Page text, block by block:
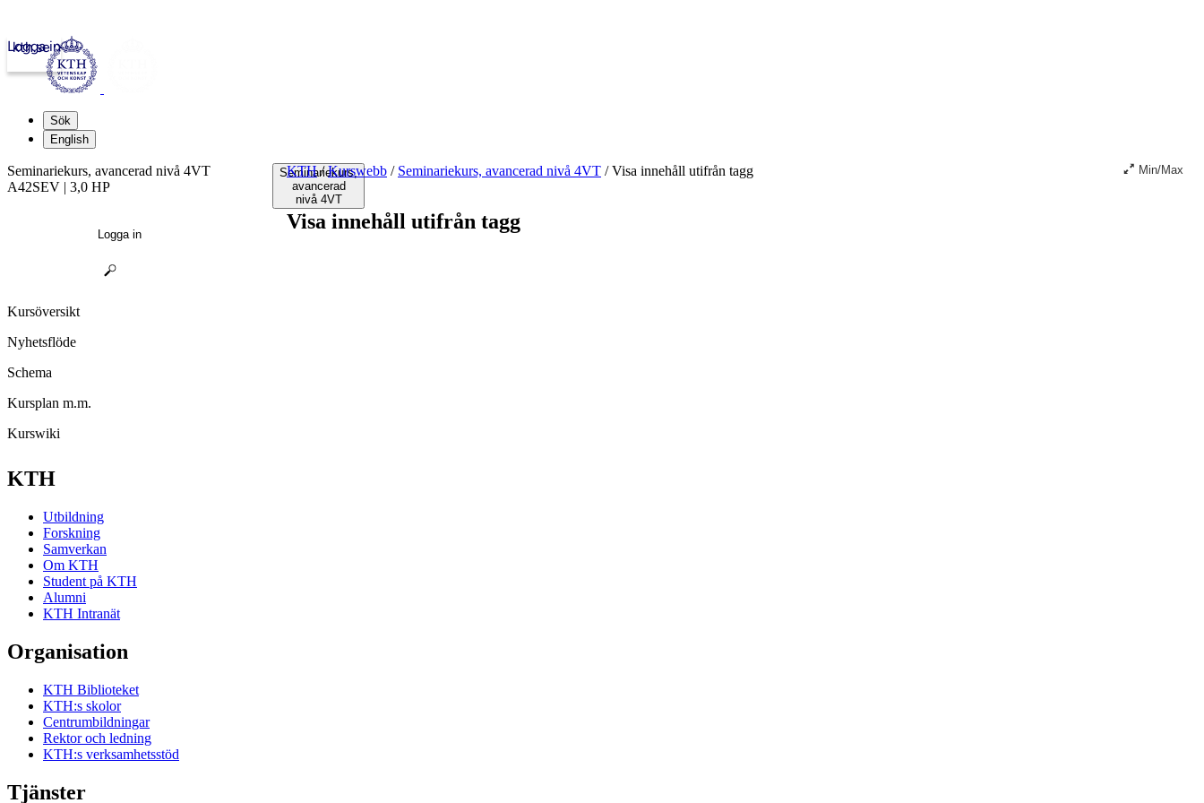
kth.se
Logga in
Sök
English
Seminariekurs,
avancerad
nivå 4VT
KTH / Kurswebb / Seminariekurs, avancerad nivå 4VT /Visa innehåll utifrån tagg Min/Max
Visa innehåll utifrån tagg
Seminariekurs, avancerad nivå 4VT
A42SEV | 3,0 HP
Logga in
Kursöversikt
Nyhetsflöde
Schema
Kursplan m.m.
Kurswiki
KTH
Utbildning
Forskning
Samverkan
Om KTH
Student på KTH
Alumni
KTH Intranät
Organisation
KTH Biblioteket
KTH:s skolor
Centrumbildningar
Rektor och ledning
KTH:s verksamhetsstöd
Tjänster